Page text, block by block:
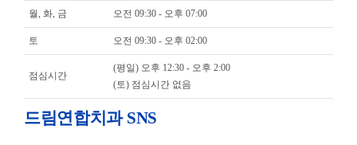
월, 화, 금 오전 09:30 - 오후 07:00
토 오전 09:30 - 오후 02:00
점심시간
(평일) 오후 12:30 - 오후 2:00
(토) 점심시간 없음
드림연합치과 SNS